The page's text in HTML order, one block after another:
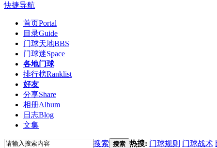
快捷导航
首页Portal
目录Guide
门球天地BBS
门球迷Space
各地门球
排行榜Ranklist
好友
分享Share
相册Album
日志Blog
文集
搜索 搜索 热搜: 门球规则 门球战术